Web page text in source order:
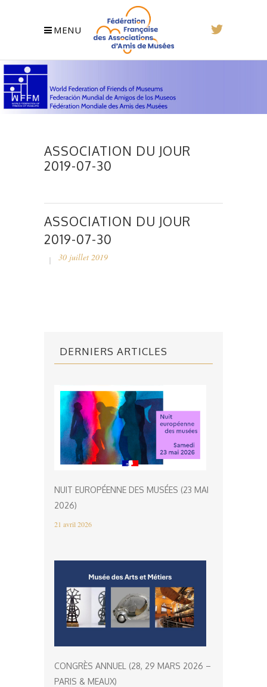
MENU
ASSOCIATION DU JOUR
2019-07-30
ASSOCIATION DU JOUR
2019-07-30
30 juillet 2019
DERNIERS ARTICLES
NUIT EUROPÉENNE DES MUSÉES (23 MAI
2026)
21 avril 2026
CONGRÈS ANNUEL (28, 29 MARS 2026 –
PARIS & MEAUX)